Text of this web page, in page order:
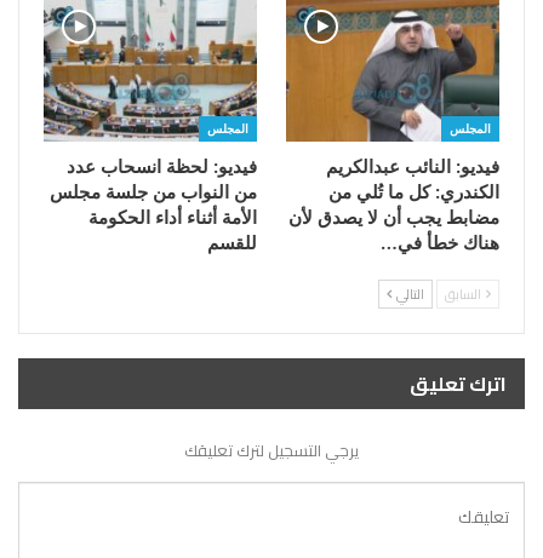
المجلس
فيديو: النائب عبدالكريم
الكندري: كل ما تُلي من
مضابط يجب أن لا يصدق لأن
هناك خطأ في…
المجلس
فيديو: لحظة انسحاب عدد
من النواب من جلسة مجلس
الأمة أثناء أداء الحكومة
للقسم
السابق التالي
اترك تعليق
يرجي التسجيل لترك تعليقك